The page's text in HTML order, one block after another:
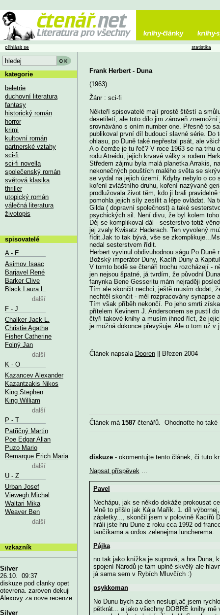
Frank Herbert - Duna
(1963)
Žánr : sci-fi
Někteří spisovatelé mají prostě štěstí a
desetiletí, ale toto dílo jim zároveň
srovnáváno s oním number one. Přesně to
publikoval první díl budoucí slavné série. Do
ohlasu, po Duně také nepřestal psát, ale
A o čemže je tu řeč? V roce 1963 se na trhu
rodu Atreidů, jejich krvavé války s rodem
Středem zájmu byla malá planetka Arrakis,
nekonečných pouštích malého světa se
se vydal na jejich území. Kdyby nebylo o co
koření zvláštního druhu, koření nazývané
prodlužovala život těm, kdo ji brali
pomohla jejich síly zesílit a lépe ovládat. Na
Gilda ( dopravní společnost) a také
psychických sil. Není divu, že byl kolem
Děj se komplikoval dál - sesterstvo totiž
jej zvaly Kwisatz Haderach. Ten vyvolený
řídit.Jak to tak bývá, vše se
nedal sesterstvem řídit.
Herbert vyvinul obdivuhodnou ságu.Po
Božský imperátor Duny, Kacíři Duny a
V tomto bodě se čtenáři trochu rozcházejí -
jen nejsou špatné, já tvrdím, že původní
fanynka Bene Gesseritu mám nejraději
Tím ale skončit nechci, ještě musím dodat,
nechtěl skončit - měl rozpracovány synapse
Tím však příběh nekončí. Po jeho smrti
přítelem Kevinem J. Andersonem se pustil
čtyři takové knihy a musím ihned říct, že
je možná dokonce převyšuje. Ale o tom už v
Článek napsala Dooren|| Březen 2004
Článek má 1587čtenářů. Ohodnoťte ho
diskuze- okomentujte tento článek, či tuto
Napsat příspěvek...
Pavel
Nechápu, jak se někdo dokáže prokousat
Mně to přišlo jak Kája Mařík. 1. díl
zápletky..., skončil jsem v polovině Kacířů
hráli jste hru Dune z roku cca 1992 od
tančíkama a ordos zelenejma luncherema.
Pájka
no tak jako knížka je suprová, a hra Duna,
spojení Národů je tam uplně skvělý ale
já sama sem v Rybích Mluvčích :)
psykkoman
No Dunu bych za den neslupl,ač jsem
pětkrát... a jako všechny DOBRÉ knihy
přihlásit se statistika
kategorie
beletrie
duchovní literatura
fantasy
historický román
horror
krimi
kultovní román
partnerské vztahy
sci-fi
sci-fi novella
společenský román
světová klasika
thriller
utopický román
válečná literatura
životopis
spisovatelé
A - E
Asimov Isaac
Barjavel René
Barker Clive
Black Laura L.
další
F - J
Chalker Jack L.
Christie Agatha
Fisher Catherine
Folný Jan
další
K - O
Kazancev Alexander
Kazantzakis Nikos
King Stephen
King William
další
P - T
Patřičný Martin
Poe Edgar Allan
Puzo Mario
Remarque Erich Maria
další
U - Z
Urban Josef
Viewegh Michal
Waltari Mika
Weaver Ben
další
vzkazník
Silver
26.10. 09:37
diskuze pod clanky opet
otevrena. zaroven dekuji
Alexovy za nove recenze.
Silver